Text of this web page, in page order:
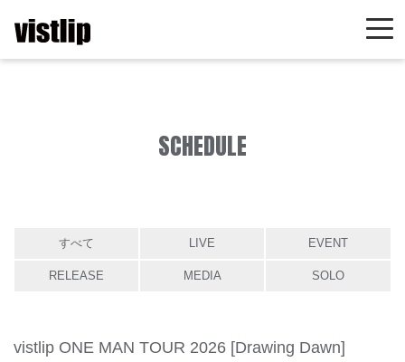
SCHEDULE
すべて LIVE EVENT
RELEASE MEDIA SOLO
vistlip ONE MAN TOUR 2026 [Drawing Dawn]